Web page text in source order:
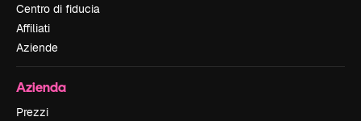
Centro di fiducia
Affiliati
Aziende
Azienda
Prezzi